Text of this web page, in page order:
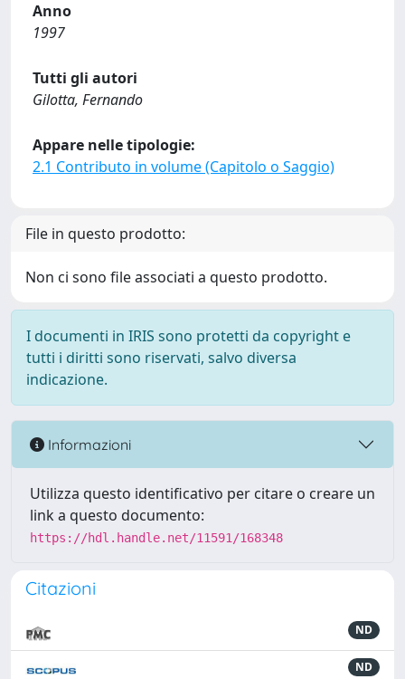
Anno
1997
Tutti gli autori
Gilotta, Fernando
Appare nelle tipologie:
2.1 Contributo in volume (Capitolo o Saggio)
File in questo prodotto:
Non ci sono file associati a questo prodotto.
I documenti in IRIS sono protetti da copyright e
tutti i diritti sono riservati, salvo diversa
indicazione.
Informazioni
Utilizza questo identificativo per citare o creare un
link a questo documento:
https://hdl.handle.net/11591/168348
Citazioni
ND
ND